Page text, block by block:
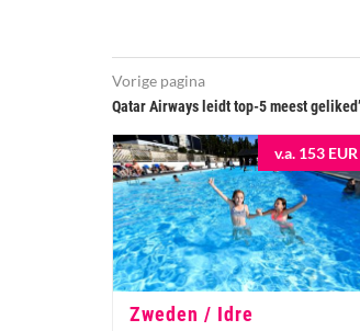
Vorige pagina
Qatar Airways leidt top-5 meest
v.a. 153 EUR
Zweden / Idre